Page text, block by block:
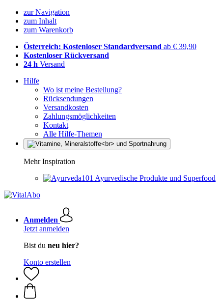
zur Navigation
zum Inhalt
zum Warenkorb
Österreich: Kostenloser Standardversand ab € 39,90
Kostenloser Rückversand
24 h Versand
Hilfe
Wo ist meine Bestellung?
Rücksendungen
Versandkosten
Zahlungsmöglichkeiten
Kontakt
Alle Hilfe-Themen
Mehr Inspiration
Ayurvedische Produkte und Superfood
Anmelden
Jetzt anmelden
Bist du neu hier?
Konto erstellen